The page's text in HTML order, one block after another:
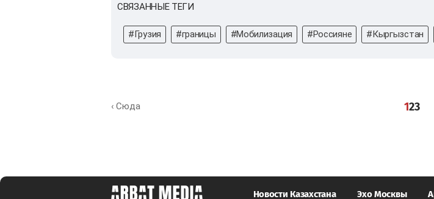
СВЯЗАННЫЕ ТЕГИ
#Грузия #границы #Мобилизация #Россияне #Кыргызстан
‹ Сюда 123
Новости Казахстана Эхо Москвы